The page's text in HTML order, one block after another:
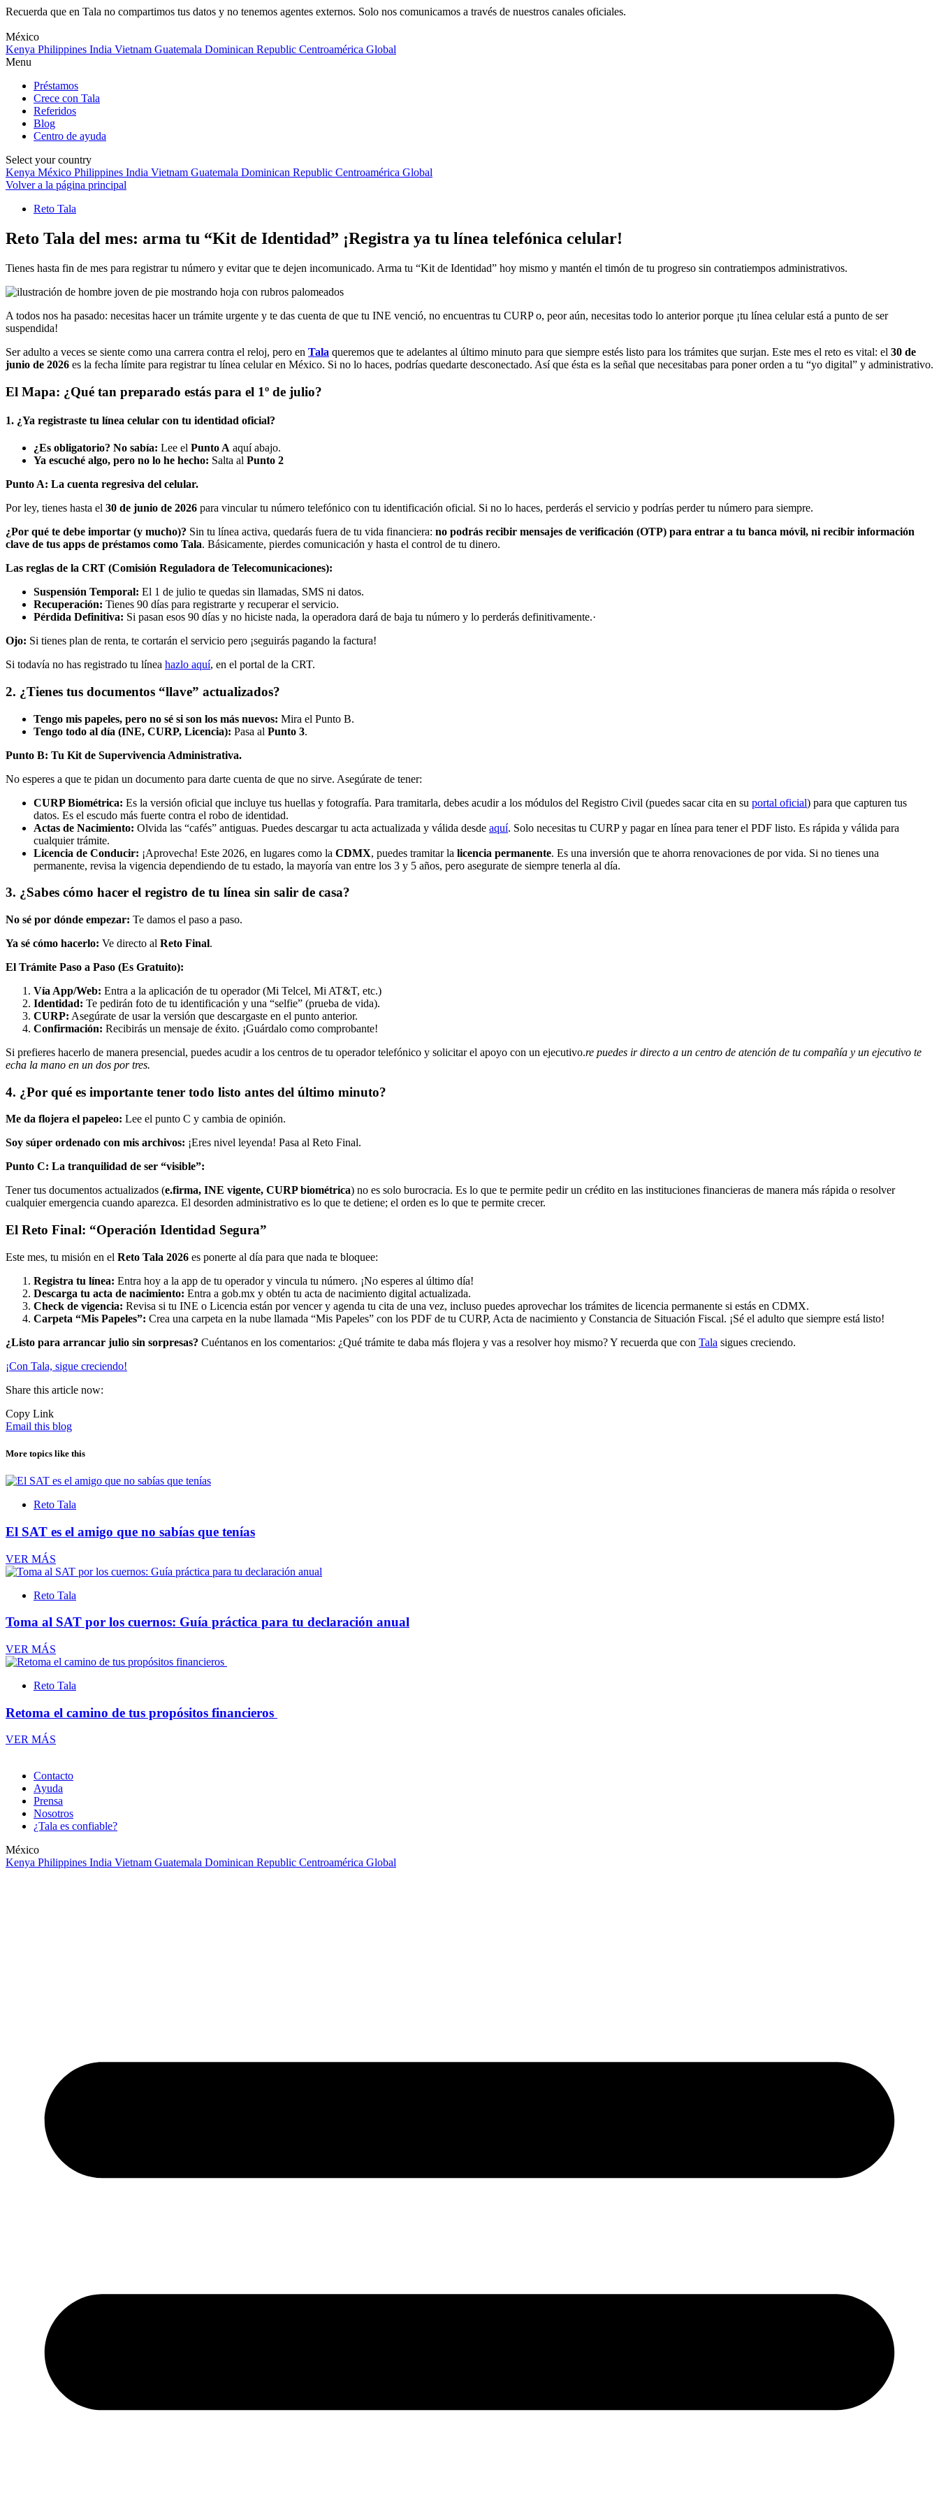
Recuerda que en Tala no compartimos tus datos y no tenemos agentes externos. Solo nos comunicamos a través de nuestros canales oficiales.
to
content
México
Kenya Philippines India Vietnam Guatemala Dominican Republic Centroamérica Global
Menu
Préstamos
Crece con Tala
Referidos
Blog
Centro de ayuda
Select your country
Kenya México Philippines India Vietnam Guatemala Dominican Republic Centroamérica Global
Volver a la página principal
Reto Tala
Reto Tala del mes: arma tu “Kit de Identidad” ¡Registra ya tu línea telefónica celular!
Tienes hasta fin de mes para registrar tu número y evitar que te dejen incomunicado. Arma tu “Kit de Identidad” hoy mismo y mantén el timón de tu progreso sin contratiempos administrativos.
A todos nos ha pasado: necesitas hacer un trámite urgente y te das cuenta de que tu INE venció, no encuentras tu CURP o, peor aún, necesitas todo lo anterior porque ¡tu línea celular está a punto de ser
suspendida!
Ser adulto a veces se siente como una carrera contra el reloj, pero en Tala queremos que te adelantes al último minuto para que siempre estés listo para los trámites que surjan. Este mes el reto es vital: el 30 de
junio de 2026 es la fecha límite para registrar tu línea celular en México. Si no lo haces, podrías quedarte desconectado. Así que ésta es la señal que necesitabas para poner orden a tu “yo digital” y administrativo.
El Mapa: ¿Qué tan preparado estás para el 1º de julio?
1. ¿Ya registraste tu línea celular con tu identidad oficial?
¿Es obligatorio? No sabía: Lee el Punto A aquí abajo.
Ya escuché algo, pero no lo he hecho: Salta al Punto 2
Punto A: La cuenta regresiva del celular.
Por ley, tienes hasta el 30 de junio de 2026 para vincular tu número telefónico con tu identificación oficial. Si no lo haces, perderás el servicio y podrías perder tu número para siempre.
¿Por qué te debe importar (y mucho)? Sin tu línea activa, quedarás fuera de tu vida financiera: no podrás recibir mensajes de verificación (OTP) para entrar a tu banca móvil, ni recibir información
clave de tus apps de préstamos como Tala. Básicamente, pierdes comunicación y hasta el control de tu dinero.
Las reglas de la CRT (Comisión Reguladora de Telecomunicaciones):
Suspensión Temporal: El 1 de julio te quedas sin llamadas, SMS ni datos.
Recuperación: Tienes 90 días para registrarte y recuperar el servicio.
Pérdida Definitiva: Si pasan esos 90 días y no hiciste nada, la operadora dará de baja tu número y lo perderás definitivamente.·
Ojo: Si tienes plan de renta, te cortarán el servicio pero ¡seguirás pagando la factura!
Si todavía no has registrado tu línea hazlo aquí, en el portal de la CRT.
2. ¿Tienes tus documentos “llave” actualizados?
Tengo mis papeles, pero no sé si son los más nuevos: Mira el Punto B.
Tengo todo al día (INE, CURP, Licencia): Pasa al Punto 3.
Punto B: Tu Kit de Supervivencia Administrativa.
No esperes a que te pidan un documento para darte cuenta de que no sirve. Asegúrate de tener:
CURP Biométrica: Es la versión oficial que incluye tus huellas y fotografía. Para tramitarla, debes acudir a los módulos del Registro Civil (puedes sacar cita en su portal oficial) para que capturen tus
datos. Es el escudo más fuerte contra el robo de identidad.
Actas de Nacimiento: Olvida las “cafés” antiguas. Puedes descargar tu acta actualizada y válida desde aquí. Solo necesitas tu CURP y pagar en línea para tener el PDF listo. Es rápida y válida para
cualquier trámite.
Licencia de Conducir: ¡Aprovecha! Este 2026, en lugares como la CDMX, puedes tramitar la licencia permanente. Es una inversión que te ahorra renovaciones de por vida. Si no tienes una
permanente, revisa la vigencia dependiendo de tu estado, la mayoría van entre los 3 y 5 años, pero asegurate de siempre tenerla al día.
3. ¿Sabes cómo hacer el registro de tu línea sin salir de casa?
No sé por dónde empezar: Te damos el paso a paso.
Ya sé cómo hacerlo: Ve directo al Reto Final.
El Trámite Paso a Paso (Es Gratuito):
Vía App/Web: Entra a la aplicación de tu operador (Mi Telcel, Mi AT&T, etc.)
Identidad: Te pedirán foto de tu identificación y una “selfie” (prueba de vida).
CURP: Asegúrate de usar la versión que descargaste en el punto anterior.
Confirmación: Recibirás un mensaje de éxito. ¡Guárdalo como comprobante!
Si prefieres hacerlo de manera presencial, puedes acudir a los centros de tu operador telefónico y solicitar el apoyo con un ejecutivo.re puedes ir directo a un centro de atención de tu compañía y un ejecutivo te
echa la mano en un dos por tres.
4. ¿Por qué es importante tener todo listo antes del último minuto?
Me da flojera el papeleo: Lee el punto C y cambia de opinión.
Soy súper ordenado con mis archivos: ¡Eres nivel leyenda! Pasa al Reto Final.
Punto C: La tranquilidad de ser “visible”:
Tener tus documentos actualizados (e.firma, INE vigente, CURP biométrica) no es solo burocracia. Es lo que te permite pedir un crédito en las instituciones financieras de manera más rápida o resolver
cualquier emergencia cuando aparezca. El desorden administrativo es lo que te detiene; el orden es lo que te permite crecer.
El Reto Final: “Operación Identidad Segura”
Este mes, tu misión en el Reto Tala 2026 es ponerte al día para que nada te bloquee:
Registra tu línea: Entra hoy a la app de tu operador y vincula tu número. ¡No esperes al último día!
Descarga tu acta de nacimiento: Entra a gob.mx y obtén tu acta de nacimiento digital actualizada.
Check de vigencia: Revisa si tu INE o Licencia están por vencer y agenda tu cita de una vez, incluso puedes aprovechar los trámites de licencia permanente si estás en CDMX.
Carpeta “Mis Papeles”: Crea una carpeta en la nube llamada “Mis Papeles” con los PDF de tu CURP, Acta de nacimiento y Constancia de Situación Fiscal. ¡Sé el adulto que siempre está listo!
¿Listo para arrancar julio sin sorpresas? Cuéntanos en los comentarios: ¿Qué trámite te daba más flojera y vas a resolver hoy mismo? Y recuerda que con Tala sigues creciendo.
¡Con Tala, sigue creciendo!
Share this article now:
Copy Link
Email this blog
More topics like this
Reto Tala
El SAT es el amigo que no sabías que tenías
VER MÁS
Reto Tala
Toma al SAT por los cuernos: Guía práctica para tu declaración anual
VER MÁS
Reto Tala
Retoma el camino de tus propósitos financieros
VER MÁS
Contacto
Ayuda
Prensa
Nosotros
¿Tala es confiable?
México
Kenya Philippines India Vietnam Guatemala Dominican Republic Centroamérica Global